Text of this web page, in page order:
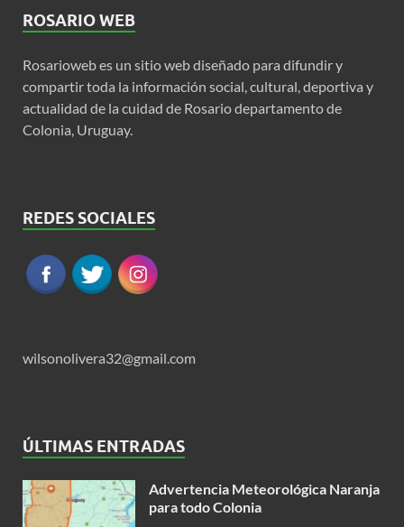
ROSARIO WEB
Rosarioweb es un sitio web diseñado para difundir y
compartir toda la información social, cultural, deportiva y
actualidad de la cuidad de Rosario departamento de
Colonia, Uruguay.
REDES SOCIALES
wilsonolivera32@gmail.com
ÚLTIMAS ENTRADAS
Advertencia Meteorológica Naranja
para todo Colonia